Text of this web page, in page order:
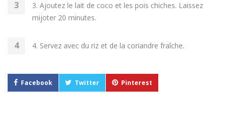
3. Ajoutez le lait de coco et les pois chiches. Laissez
mijoter 20 minutes.
4. Servez avec du riz et de la coriandre fraîche.
Facebook Twitter Pinterest